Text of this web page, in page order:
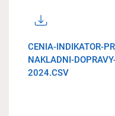
CENIA-INDIKATOR-
NAKLADNI-
2024.CSV